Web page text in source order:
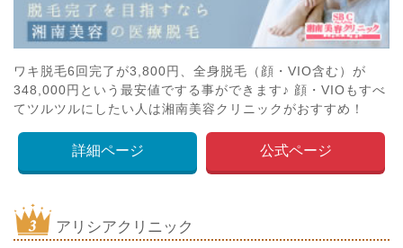
ワキ脱毛6回完了が3,800円、全身脱毛（顔・VIO含む）が
348,000円という最安値でする事ができます♪ 顔・VIOもすべ
てツルツルにしたい人は湘南美容クリニックがおすすめ！
詳細ページ 公式ページ
アリシアクリニック